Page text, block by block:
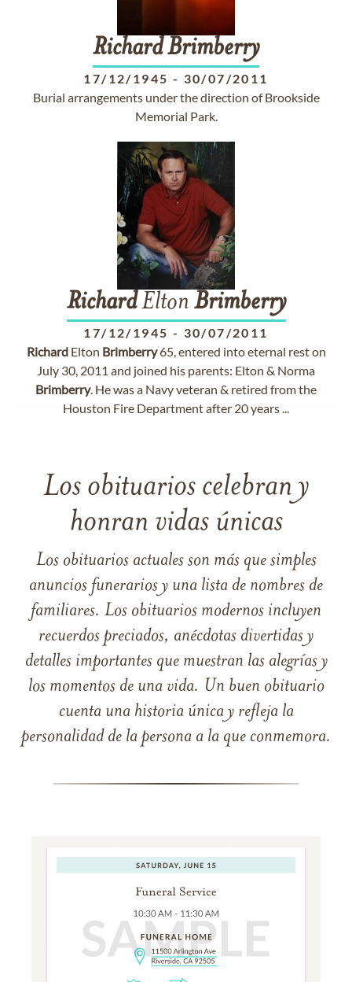
RichardBrimberry
17/12/1945 - 30/07/2011
Burial arrangements under the direction of Brookside
Memorial Park.
RichardElton Brimberry
17/12/1945 - 30/07/2011
RichardElton Brimberry65, entered into eternal rest on
July 30, 2011 and joined his parents: Elton & Norma
Brimberry. He was a Navy veteran & retired from the
Houston Fire Department after 20 years ...
Los obituarios celebran y
honran vidas únicas
Los obituarios actuales son más que simples
anuncios funerarios y una lista de nombres de
familiares. Los obituarios modernos incluyen
recuerdos preciados, anécdotas divertidas y
detalles importantes que muestran las alegrías y
los momentos de una vida. Un buen obituario
cuenta una historia única y refleja la
personalidad de la persona a la que conmemora.